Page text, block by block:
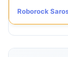
Roborock